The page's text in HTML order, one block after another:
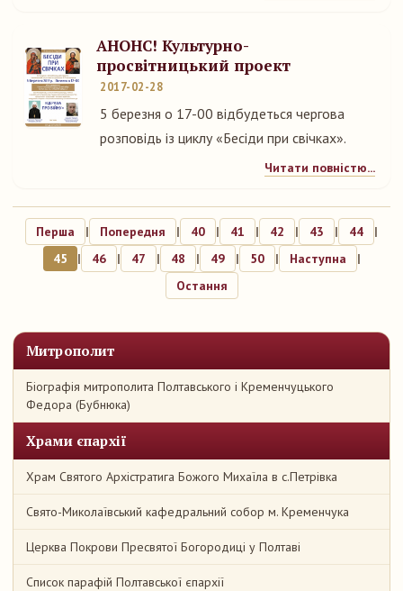
Митрополит
Біографія митрополита Полтавського і Кременчуцького
Федора (Бубнюка)
Храми єпархії
Храм Святого Архістратига Божого Михаїла в с.Петрівка
Свято-Миколаївський кафедральний собор м. Кременчука
Церква Покрови Пресвятої Богородиці у Полтаві
Список парафій Полтавської єпархії
АНОНС! Культурно-
просвітницький проект
2017-02-28
5 березня о 17-00 відбудеться чергова
розповідь із циклу «Бесіди при свічках».
Читати повністю...
Перша | Попередня | 40 | 41 | 42 | 43 | 44
|
45
| 46 | 47 | 48 | 49 | 50 | Наступна
|
Остання